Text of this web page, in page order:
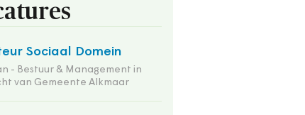
Sociaal Domein
- Bestuur & Management in
van Gemeente Alkmaar